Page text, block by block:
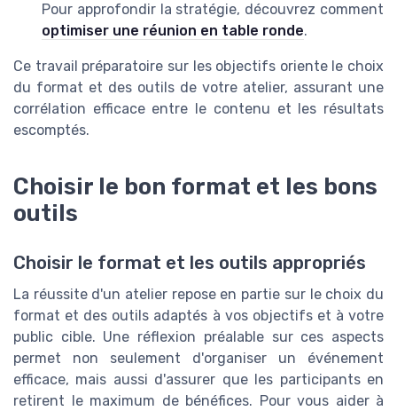
Pour approfondir la stratégie, découvrez comment
optimiser une réunion en table ronde.
Ce travail préparatoire sur les objectifs oriente le choix
du format et des outils de votre atelier, assurant une
corrélation efficace entre le contenu et les résultats
escomptés.
Choisir le bon format et les bons
outils
Choisir le format et les outils appropriés
La réussite d'un atelier repose en partie sur le choix du
format et des outils adaptés à vos objectifs et à votre
public cible. Une réflexion préalable sur ces aspects
permet non seulement d'organiser un événement
efficace, mais aussi d'assurer que les participants en
retirent le maximum de bénéfices. Pour vous aider à